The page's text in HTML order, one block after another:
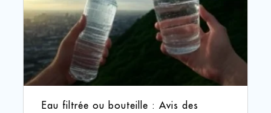
Eau filtrée ou bouteille : Avis des